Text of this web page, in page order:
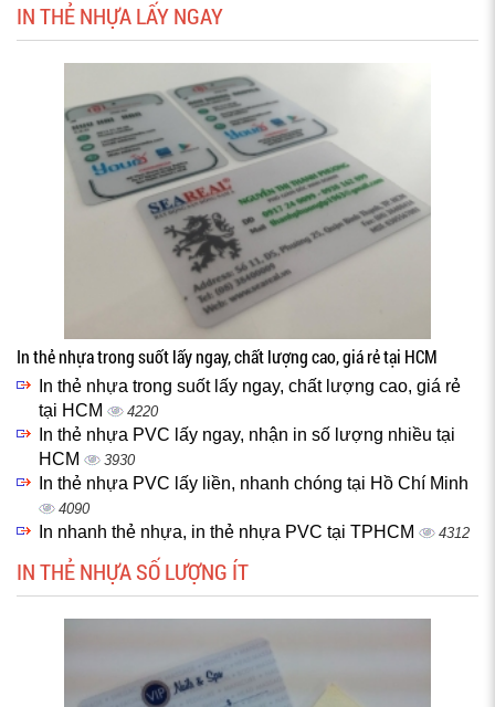
IN THẺ NHỰA LẤY NGAY
In thẻ nhựa trong suốt lấy ngay, chất lượng cao, giá rẻ tại HCM
In thẻ nhựa trong suốt lấy ngay, chất lượng cao, giá rẻ
tại HCM
4220
In thẻ nhựa PVC lấy ngay, nhận in số lượng nhiều tại
HCM
3930
In thẻ nhựa PVC lấy liền, nhanh chóng tại Hồ Chí Minh
4090
In nhanh thẻ nhựa, in thẻ nhựa PVC tại TPHCM 4312
IN THẺ NHỰA SỐ LƯỢNG ÍT